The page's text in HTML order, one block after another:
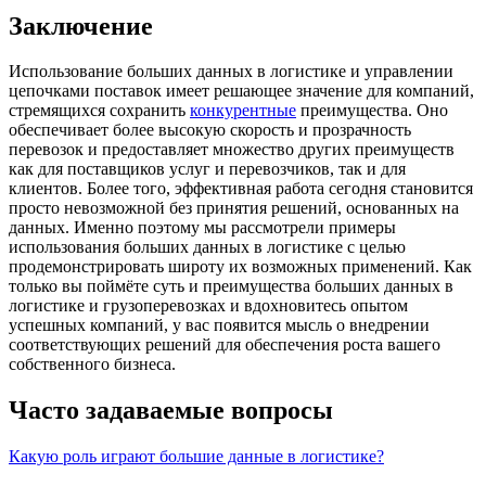
Заключение
Использование больших данных в логистике и управлении
цепочками поставок имеет решающее значение для компаний,
стремящихся сохранить конкурентные преимущества. Оно
обеспечивает более высокую скорость и прозрачность
перевозок и предоставляет множество других преимуществ
как для поставщиков услуг и перевозчиков, так и для
клиентов. Более того, эффективная работа сегодня становится
просто невозможной без принятия решений, основанных на
данных. Именно поэтому мы рассмотрели примеры
использования больших данных в логистике с целью
продемонстрировать широту их возможных применений. Как
только вы поймёте суть и преимущества больших данных в
логистике и грузоперевозках и вдохновитесь опытом
успешных компаний, у вас появится мысль о внедрении
соответствующих решений для обеспечения роста вашего
собственного бизнеса.
Часто задаваемые вопросы
Какую роль играют большие данные в логистике?